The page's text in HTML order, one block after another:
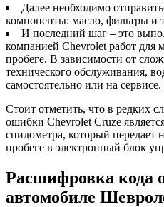
Далее необходимо
компоненты: масло, фильтры и
И последний шаг – это
компанией Chevrolet работ для
пробеге. В зависимости от
технического обслуживания,
самостоятельно или на сервисе.
Стоит отметить, что в редких
ошибки Chevrolet Cruze
спидометра, который
пробеге в электронный блок
Расшифровка кода
автомобиле